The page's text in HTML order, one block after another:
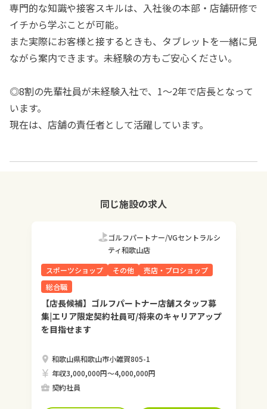
専門的な知識や接客スキルは、入社後の本部・店舗研修で
イチから学ぶことが可能。
また実際にお客様と接するときも、タブレットを一緒に見
ながら案内できます。未経験の方もご安心ください。
◎8割の先輩社員が未経験入社で、1～2年で店長となって
います。
現在は、店舗の責任者として活躍しています。
同じ施設の求人
ゴルフパートナー/VGセントラルシ
ティ和歌山店
スポーツショップ
その他
売店・プロショップ
総合職
【店長候補】ゴルフパートナー店舗スタッフ募
集|エリア限定契約社員可/将来のキャリアアップ
を目指せます
和歌山県和歌山市小雑賀805-1
年収3,000,000円〜4,000,000円
契約社員